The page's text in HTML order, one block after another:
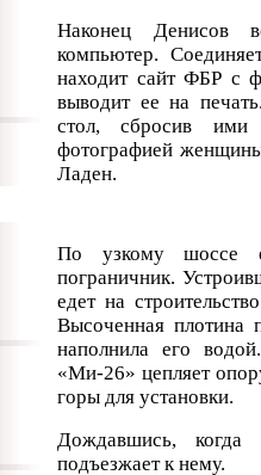
Наконец Денисов
компьютер.
находит сайт ФБР с
выводит ее на
стол, сбросив
фотографией
Ладен.
По узкому шоссе
пограничник.
едет на
Высоченная плотина
наполнила его
«Ми-26» цепляет
горы для установки.
Дождавшись, когда
подъезжает к нему.